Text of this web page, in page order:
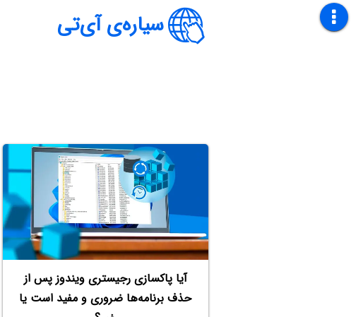
سیاره‌ی آی‌تی
آیا پاکسازی رجیستری ویندوز پس از
حذف برنامه‌ها ضروری و مفید است یا